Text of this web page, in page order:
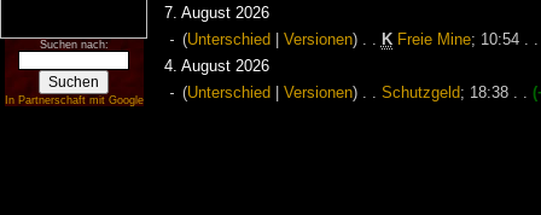
Suchen nach:
In Partnerschaft mit Google
7. August 2026
(Unterschied Versionen) K Freie Mine‎; 10:54
4. August 2026
(Unterschied Versionen) . . Schutzgeld‎; 18:38 . .